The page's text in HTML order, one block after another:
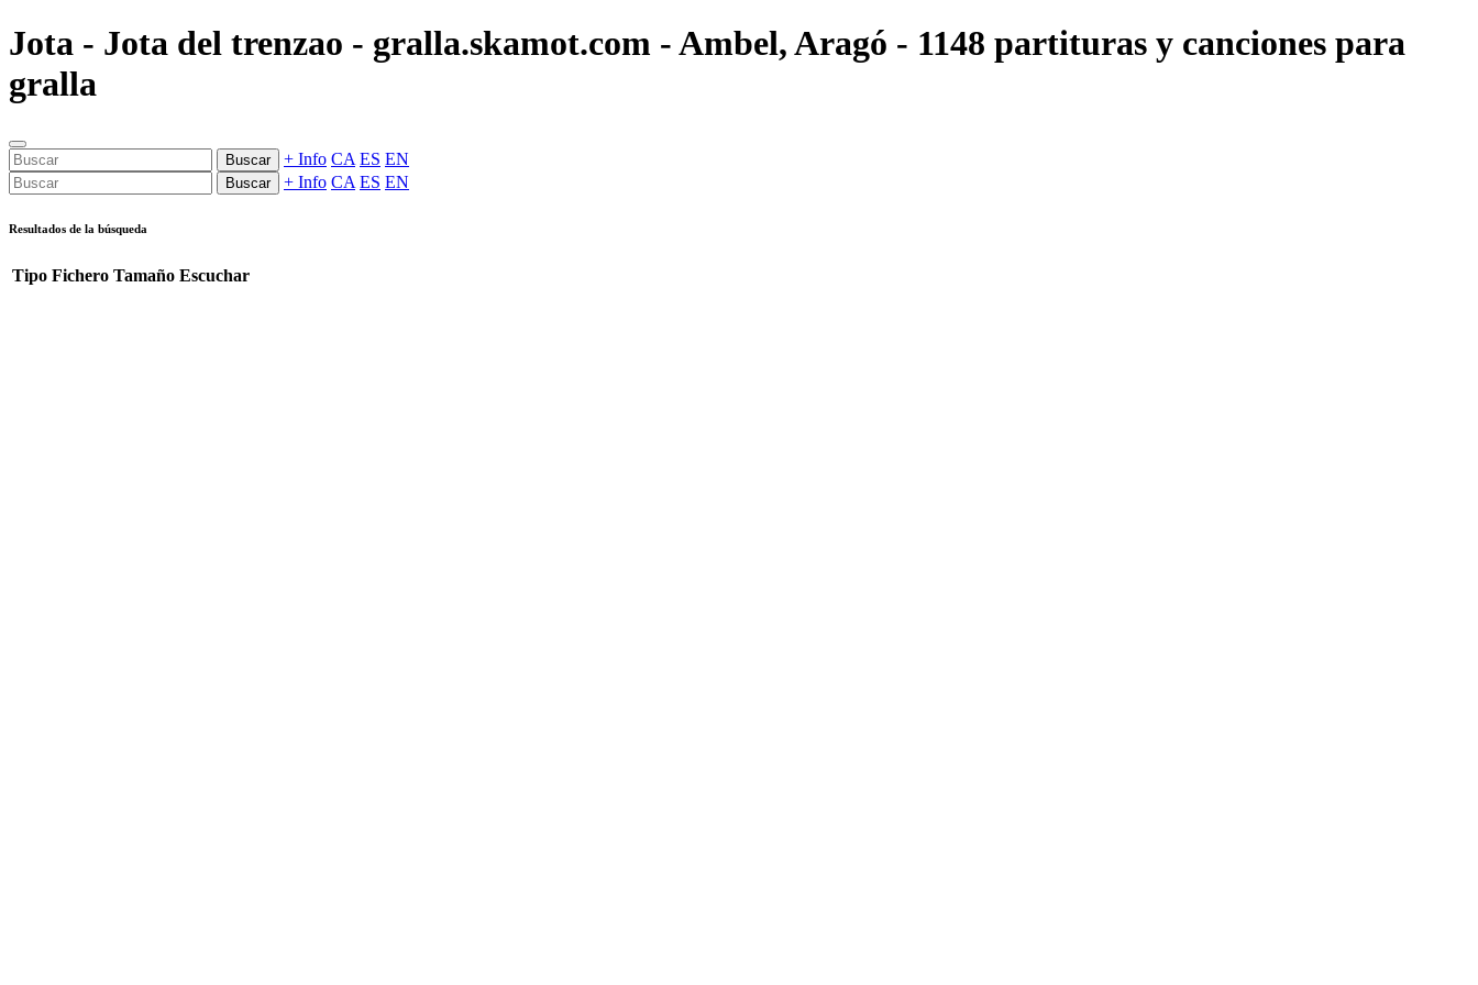
Jota - Jota del trenzao - gralla.skamot.com - Ambel, Aragó - 1148 partituras y canciones para
gralla
Buscar + Info CA ES EN
Buscar + Info CA ES EN
Resultados de la búsqueda
Tipo Fichero Tamaño Escuchar